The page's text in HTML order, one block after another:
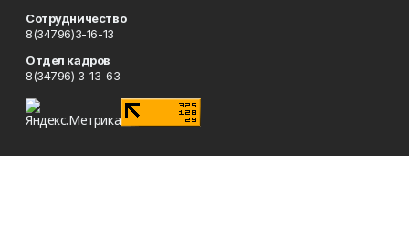
Сотрудничество
8(34796)3-16-13
Отдел кадров
8(34796) 3-13-63